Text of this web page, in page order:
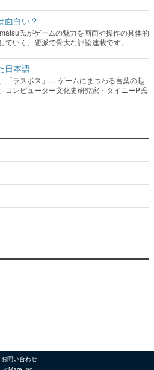
面白い？
氏がゲームの魅力を画面や操作の具体的
ていく、硬派で骨太な評論連載です。
日本語
「ラスボス」… ゲームにまつわる言葉の起
コンピューター文化史研究家・タイニーP氏
お問い合わせ